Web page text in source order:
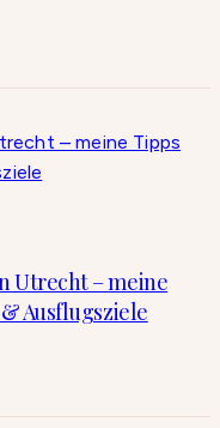
Utrecht – meine
Ausflugsziele